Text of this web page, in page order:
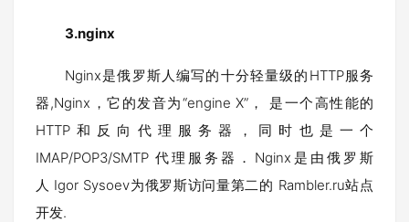
3.nginx
Nginx是俄罗斯人编写的十分轻量级的HTTP服务
器,Nginx，它的发音为“engine X”， 是一个高性能的
HTTP和反向代理服务器，同时也是一个
IMAP/POP3/SMTP 代理服务器．Nginx是由俄罗斯
人 Igor Sysoev为俄罗斯访问量第二的 Rambler.ru站点
开发.